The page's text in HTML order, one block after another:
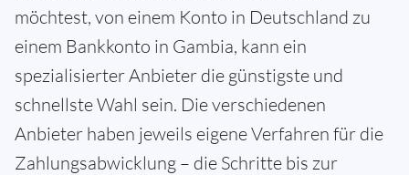
möchtest, von einem Konto in Deutschland zu
einem Bankkonto in Gambia, kann ein
spezialisierter Anbieter die günstigste und
schnellste Wahl sein. Die verschiedenen
Anbieter haben jeweils eigene Verfahren für die
Zahlungsabwicklung – die Schritte bis zur